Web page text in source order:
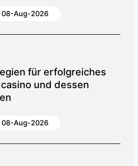
08-Aug-2026
für erfolgreiches
und dessen
08-Aug-2026